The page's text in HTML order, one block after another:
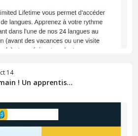
14
! Un apprentis...